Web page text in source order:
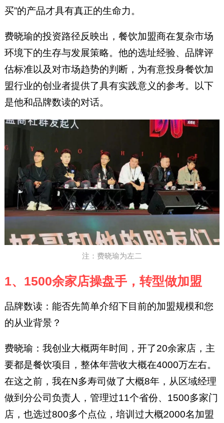
买”的产品才具有真正的生命力。
费晓瑜的投资路径反映出，餐饮加盟商在复杂市场
环境下的生存与发展策略。他的选址经验、品牌评
估标准以及对市场趋势的判断，为有意投身餐饮加
盟行业的创业者提供了具有实践意义的参考。以下
是他和品牌数读的对话。
注：费晓瑜为左二
1、1500余家店操盘手，转型做加盟
品牌数读：能否先简单介绍下目前的加盟规模和您
的从业背景？
费晓瑜：我创业大概两年时间，开了20余家店，主
要都是餐饮项目，整体年营收大概在4000万左右。
在这之前，我在N多寿司做了大概8年，从区域经理
做到分公司负责人，管理过11个省份、1500多家门
店，也选过800多个点位，培训过大概2000名加盟